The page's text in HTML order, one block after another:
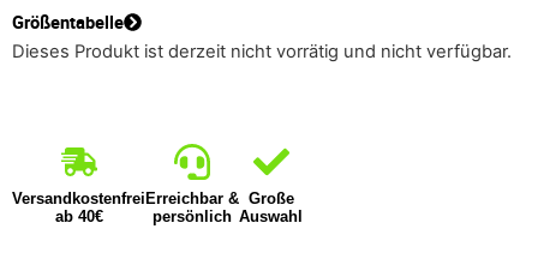
Größentabelle
Dieses Produkt ist derzeit nicht vorrätig und nicht verfügbar.
Versandkostenfrei
ab 40€
Erreichbar &
persönlich
Große
Auswahl